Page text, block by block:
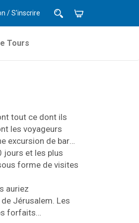
/ S'inscrire
Tours
tout ce dont ils
les voyageurs
excursion de bar
jours et les plus
forme de visites
auriez
Jérusalem. Les
forfaits